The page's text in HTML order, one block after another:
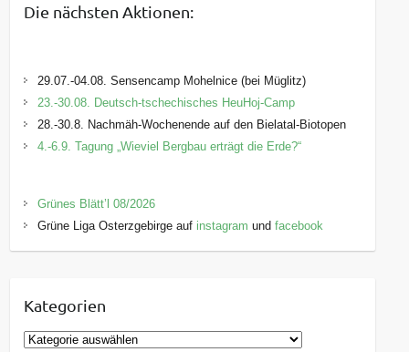
Die nächsten Aktionen:
29.07.-04.08. Sensencamp Mohelnice (bei Müglitz)
23.-30.08. Deutsch-tschechisches HeuHoj-Camp
28.-30.8. Nachmäh-Wochenende auf den Bielatal-Biotopen
4.-6.9. Tagung „Wieviel Bergbau erträgt die Erde?“
Grünes Blätt’l 08/2026
Grüne Liga Osterzgebirge auf instagram undfacebook
Kategorien
K